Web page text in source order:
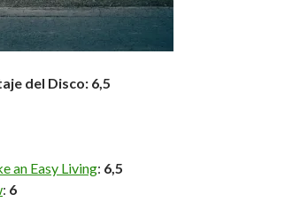
del Disco: 6,5
an Easy Living: 6,5
: 6